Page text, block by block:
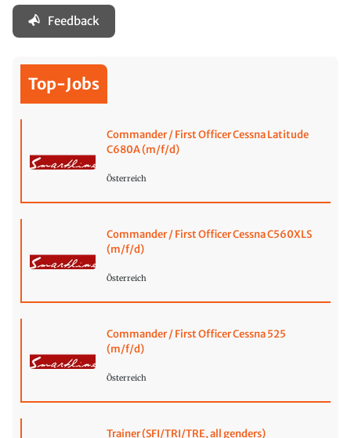
Feedback
Top-Jobs
Commander / First Officer Cessna Latitude
C680A (m/f/d)
Österreich
Commander / First Officer Cessna C560XLS
(m/f/d)
Österreich
Commander / First Officer Cessna 525
(m/f/d)
Österreich
Trainer (SFI/TRI/TRE, all genders)